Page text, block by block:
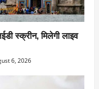
स्क्रीन, मिलेगी लाइव
6, 2026